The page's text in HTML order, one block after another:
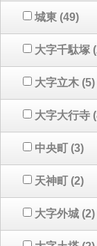
城東 (49)
大字千駄塚
大字立木 (5)
大字大行寺
中央町 (3)
天神町 (2)
大字外城 (2)